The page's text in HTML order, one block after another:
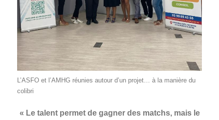
L’ASFO et l’AMHG réunies autour d’un projet… à la manière du
colibri
« Le talent permet de gagner des matchs, mais le